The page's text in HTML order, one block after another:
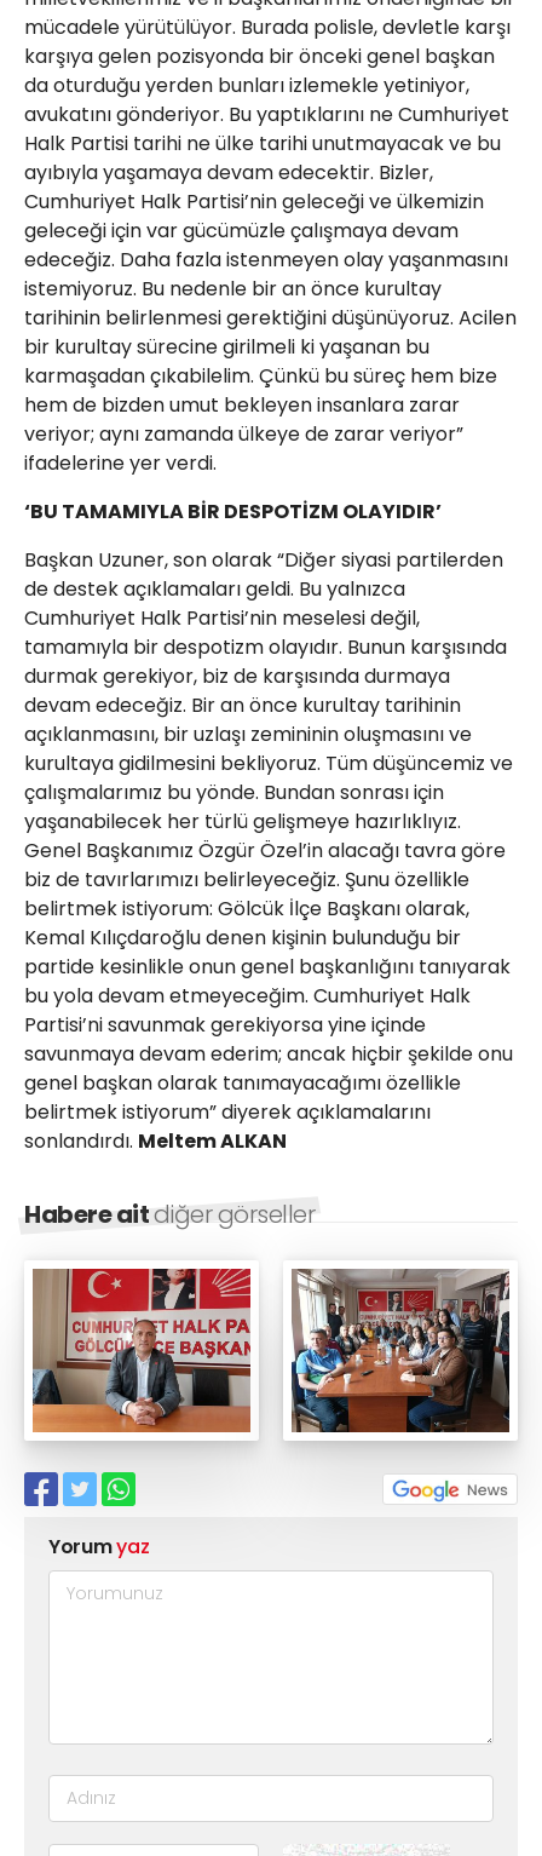
mücadele yürütülüyor. Burada polisle, devletle karşı
karşıya gelen pozisyonda bir önceki genel başkan
da oturduğu yerden bunları izlemekle yetiniyor,
avukatını gönderiyor. Bu yaptıklarını ne Cumhuriyet
Halk Partisi tarihi ne ülke tarihi unutmayacak ve bu
ayıbıyla yaşamaya devam edecektir. Bizler,
Cumhuriyet Halk Partisi’nin geleceği ve ülkemizin
geleceği için var gücümüzle çalışmaya devam
edeceğiz. Daha fazla istenmeyen olay yaşanmasını
istemiyoruz. Bu nedenle bir an önce kurultay
tarihinin belirlenmesi gerektiğini düşünüyoruz. Acilen
bir kurultay sürecine girilmeli ki yaşanan bu
karmaşadan çıkabilelim. Çünkü bu süreç hem bize
hem de bizden umut bekleyen insanlara zarar
veriyor; aynı zamanda ülkeye de zarar veriyor”
ifadelerine yer verdi.
‘BU TAMAMIYLA BİR DESPOTİZM OLAYIDIR’
Başkan Uzuner, son olarak “Diğer siyasi partilerden
de destek açıklamaları geldi. Bu yalnızca
Cumhuriyet Halk Partisi’nin meselesi değil,
tamamıyla bir despotizm olayıdır. Bunun karşısında
durmak gerekiyor, biz de karşısında durmaya
devam edeceğiz. Bir an önce kurultay tarihinin
açıklanmasını, bir uzlaşı zemininin oluşmasını ve
kurultaya gidilmesini bekliyoruz. Tüm düşüncemiz ve
çalışmalarımız bu yönde. Bundan sonrası için
yaşanabilecek her türlü gelişmeye hazırlıklıyız.
Genel Başkanımız Özgür Özel’in alacağı tavra göre
biz de tavırlarımızı belirleyeceğiz. Şunu özellikle
belirtmek istiyorum: Gölcük İlçe Başkanı olarak,
Kemal Kılıçdaroğlu denen kişinin bulunduğu bir
partide kesinlikle onun genel başkanlığını tanıyarak
bu yola devam etmeyeceğim. Cumhuriyet Halk
Partisi’ni savunmak gerekiyorsa yine içinde
savunmaya devam ederim; ancak hiçbir şekilde onu
genel başkan olarak tanımayacağımı özellikle
belirtmek istiyorum” diyerek açıklamalarını
sonlandırdı. Meltem ALKAN
Habere aitdiğer görseller
Yorumyaz